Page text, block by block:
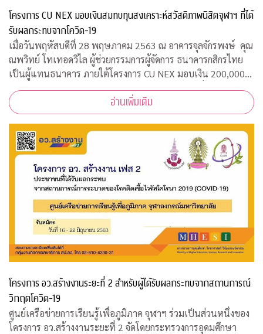
โครงการ CU NEX มอบเงินสมทบทุนสงเคราะห์สวัสดิภาพนิสิตจุฬาฯ ที่ได้
รับผลกระทบจากโควิด-19
เมื่อวันพฤหัสบดีที่ 28 พฤษภาคม 2563 ณ อาคารจุลจักรพงษ์ คุณ
ณพวิทย์ โทเทอดวิไล ผู้ช่วยกรรมการผู้จัดการ ธนาคารกสิกรไทย
เป็นผู้แทนธนาคาร ภายใต้โครงการ CU NEX มอบเงิน 200,000
บาท ร่วมสมทบทุนสงเคราะห์สวัสดิภาพนิสิตจุฬาฯ ที่ได้รับผลกระ
ทบจากการแพร่ระบาดของเชื้อไอ่านเพิ่มเติม
โครงการ อว.สร้างงานระยะที่ 2 สำหรับผู้ได้รับผลกระทบจากสถานการณ์
วิกฤตโควิด-19
ศูนย์เครือข่ายการเรียนรู้เพื่อภูมิภาค จุฬาฯ ร่วมเป็นส่วนหนึ่งของ
โครงการ อว.สร้างงานระยะที่ 2 จัดโดยกระทรวงการอุดมศึกษา